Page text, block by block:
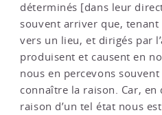
déterminés [dans leur
souvent arriver que,
vers un lieu, et dirigés par
produisent et causent en
nous en percevons souvent
connaître la raison. Car, en
raison d’un tel état nous